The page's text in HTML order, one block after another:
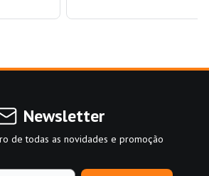
Newsletter
de todas as novidades e promoção